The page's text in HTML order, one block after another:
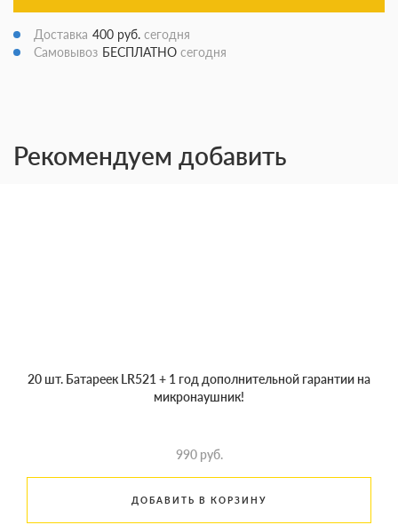
Доставка 400 руб. сегодня
Самовывоз БЕСПЛАТНО сегодня
Рекомендуем добавить
20 шт. Батареек LR521 + 1 год дополнительной гарантии на
микронаушник!
990 руб.
ДОБАВИТЬ В КОРЗИНУ